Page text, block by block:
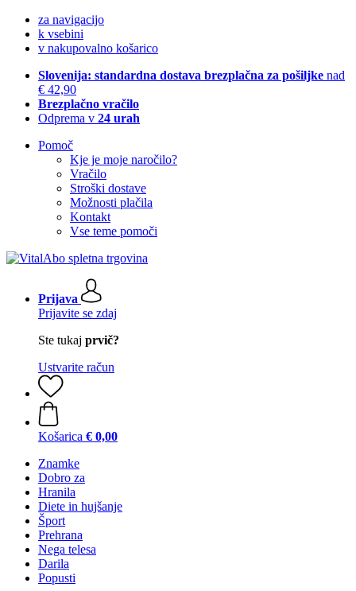
za navigacijo
k vsebini
v nakupovalno košarico
Slovenija: standardna dostava brezplačna za pošiljke nad
€ 42,90
Brezplačno vračilo
Odprema v 24 urah
Pomoč
Kje je moje naročilo?
Vračilo
Stroški dostave
Možnosti plačila
Kontakt
Vse teme pomoči
Prijava
Prijavite se zdaj
Ste tukaj prvič?
Ustvarite račun
Košarica € 0,00
Znamke
Dobro za
Hranila
Diete in hujšanje
Šport
Prehrana
Nega telesa
Darila
Popusti